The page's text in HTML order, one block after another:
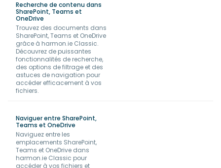
Recherche de contenu dans
SharePoint, Teams et
OneDrive
Trouvez des documents dans
SharePoint, Teams et OneDrive
grâce à harmon.ie Classic.
Découvrez de puissantes
fonctionnalités de recherche,
des options de filtrage et des
astuces de navigation pour
accéder efficacement à vos
fichiers.
Naviguer entre SharePoint,
Teams et OneDrive
Naviguez entre les
emplacements SharePoint,
Teams et OneDrive dans
harmon.ie Classic pour
accéder à vos fichiers et